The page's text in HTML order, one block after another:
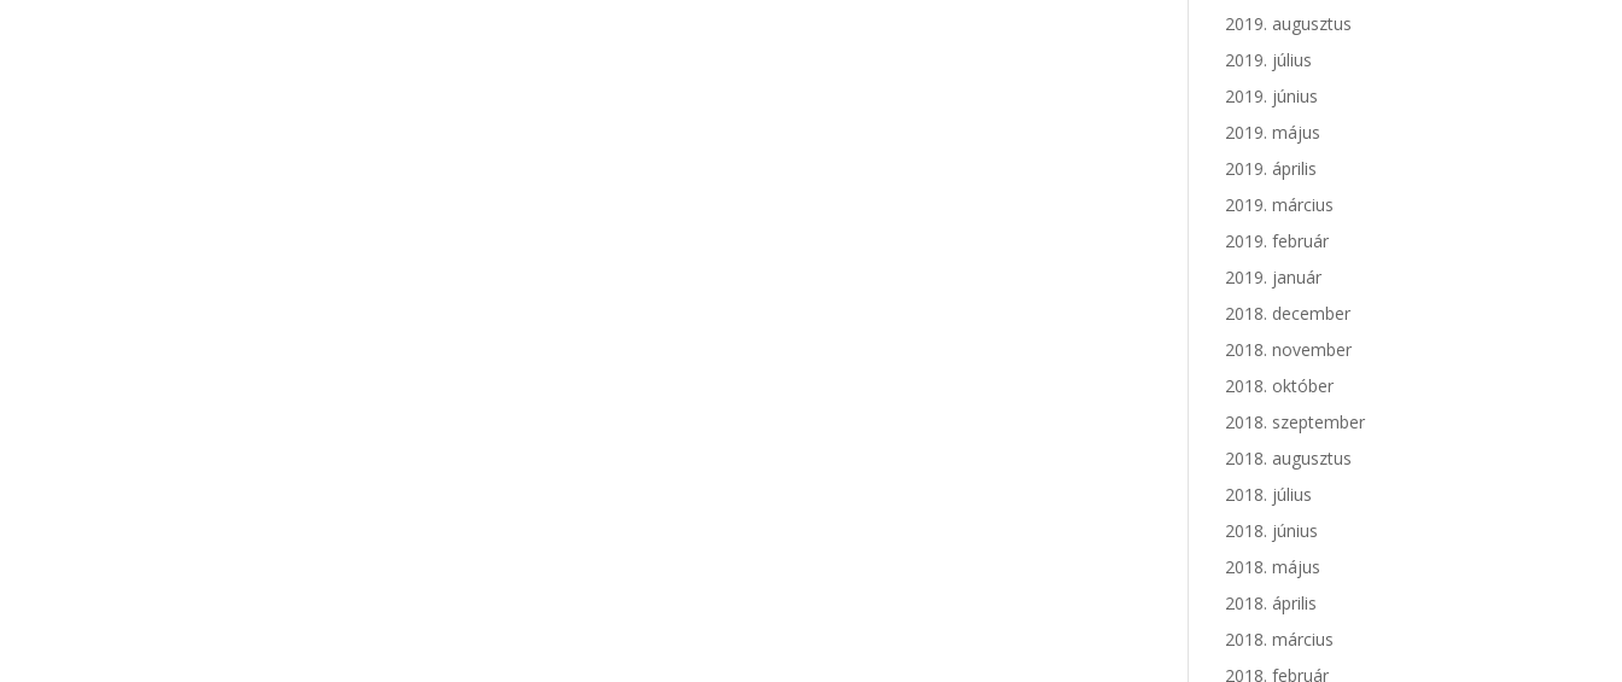
2019. augusztus
2019. július
2019. június
2019. május
2019. április
2019. március
2019. február
2019. január
2018. december
2018. november
2018. október
2018. szeptember
2018. augusztus
2018. július
2018. június
2018. május
2018. április
2018. március
2018. február